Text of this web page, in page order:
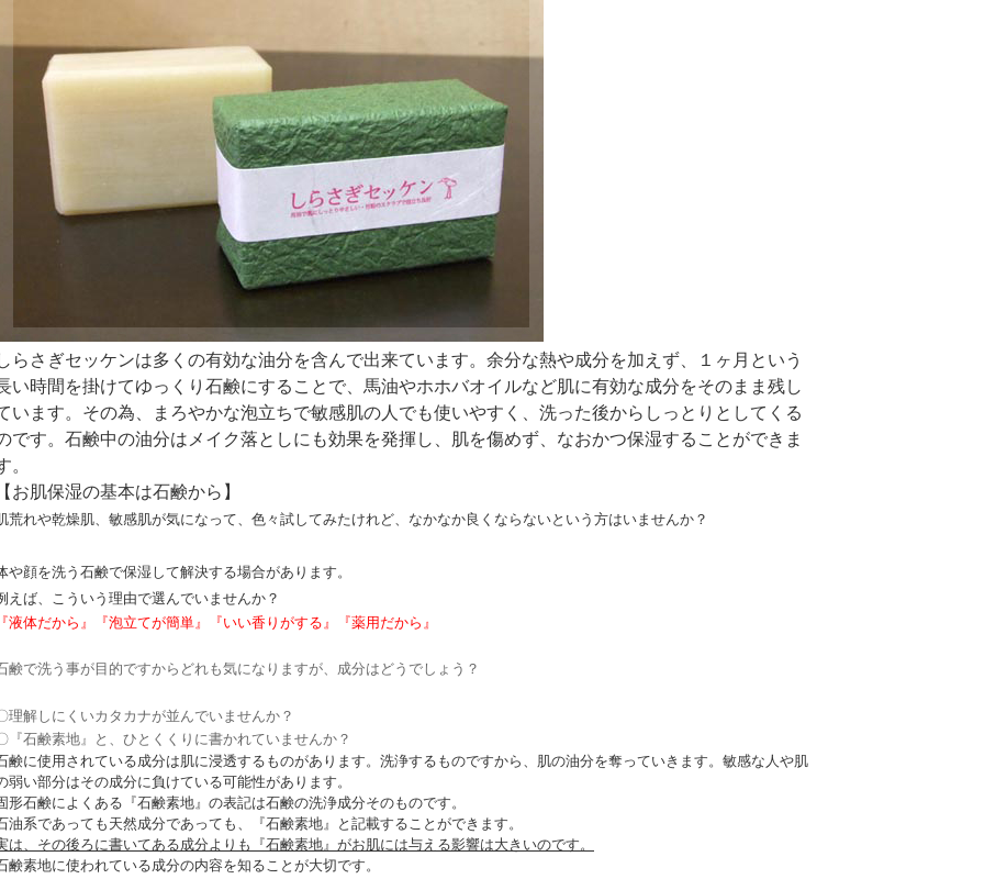
らさぎセッケンは多くの有効な油分を含んで出来ています。余分な熱や成分を加えず、１ヶ月という
い時間を掛けてゆっくり石鹸にすることで、馬油やホホバオイルなど肌に有効な成分をそのまま残し
います。その為、まろやかな泡立ちで敏感肌の人でも使いやすく、洗った後からしっとりとしてくる
です。石鹸中の油分はメイク落としにも効果を発揮し、肌を傷めず、なおかつ保湿することができま
。
【お肌保湿の基本は石鹸から】
荒れや乾燥肌、敏感肌が気になって、色々試してみたけれど、なかなか良くならないという方はいませんか？
や顔を洗う石鹸で保湿して解決する場合があります。
えば、こういう理由で選んでいませんか？
『液体だから』『泡立てが簡単』『いい香りがする』『薬用だから』
鹸で洗う事が目的ですからどれも気になりますが、成分はどうでしょう？
理解しにくいカタカナが並んでいませんか？
『石鹸素地』と、ひとくくりに書かれていませんか？
鹸に使用されている成分は肌に浸透するものがあります。洗浄するものですから、肌の油分を奪っていきます。敏感な人や肌
弱い部分はその成分に負けている可能性があります。
形石鹸によくある『石鹸素地』の表記は石鹸の洗浄成分そのものです。
油系であっても天然成分であっても、『石鹸素地』と記載することができます。
は、その後ろに書いてある成分よりも『石鹸素地』がお肌には与える影響は大きいのです。
鹸素地に使われている成分の内容を知ることが大切です。